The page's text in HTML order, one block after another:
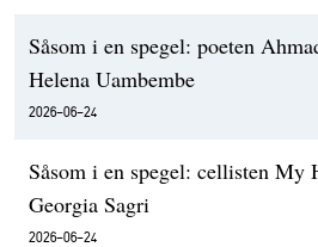
Såsom i en spegel: poeten
Helena Uambembe
2026-06-24
Såsom i en spegel: cellisten My
Georgia Sagri
2026-06-24